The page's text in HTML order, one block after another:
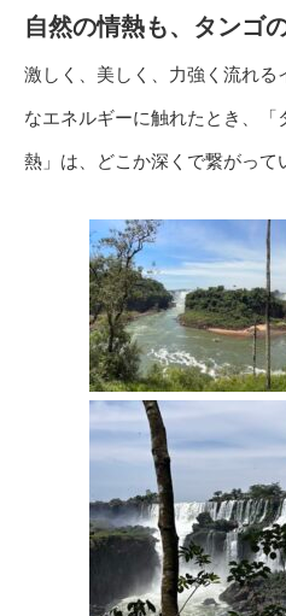
自然の情熱も、タンゴ
激しく、美しく、力強く流れる
なエネルギーに触れたとき、
熱」は、どこか深くで繋がって